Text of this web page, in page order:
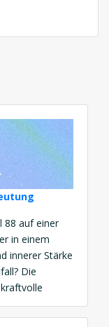
88 auf einer
in einem
innerer Stärke
Die